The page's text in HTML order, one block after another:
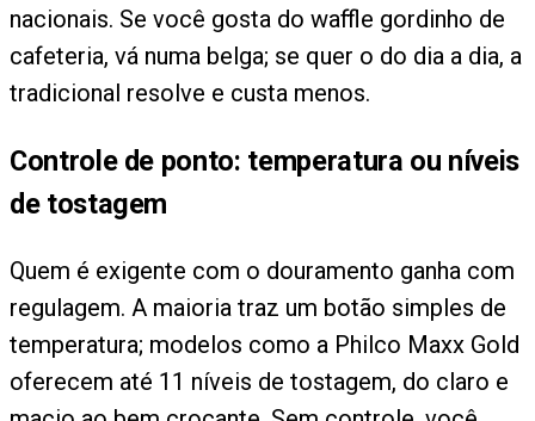
nacionais. Se você gosta do waffle gordinho de
cafeteria, vá numa belga; se quer o do dia a dia, a
tradicional resolve e custa menos.
Controle de ponto: temperatura ou níveis
de tostagem
Quem é exigente com o douramento ganha com
regulagem. A maioria traz um botão simples de
temperatura; modelos como a Philco Maxx Gold
oferecem até 11 níveis de tostagem, do claro e